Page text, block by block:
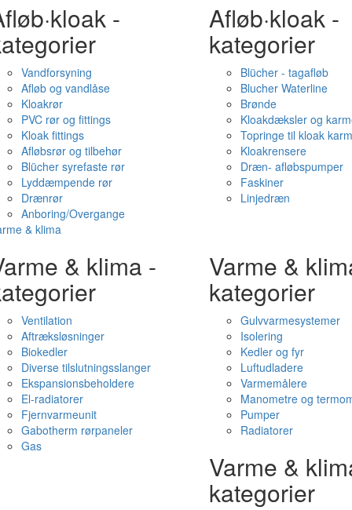
-
Vandforsyning
Afløb og vandlåse
Kloakrør
PVC rør og fittings
Kloak fittings
Afløbsrør og tilbehør
Blücher syrefaste rør
Lyddæmpende rør
Drænrør
Anboring/Overgange
Afløb·kloak -
kategorier
Blücher - tagafløb
Blucher Waterline
Brønde
Kloakdæksler og
Topringe til kloak
Kloakrensere
Dræn- afløbspumper
Faskiner
Linjedræn
& klima
& klima -
Ventilation
Aftræksløsninger
Biokedler
Diverse tilslutningsslanger
Ekspansionsbeholdere
El-radiatorer
Fjernvarmeunit
Gabotherm rørpaneler
Gas
Varme &
kategorier
Gulvvarmesystemer
Isolering
Kedler og fyr
Luftudladere
Varmemålere
Manometre og
Pumper
Radiatorer
Varme &
kategorier